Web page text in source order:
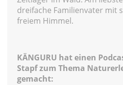
dreifache Familienvater mit
freiem Himmel.
KÄNGURU hat einen
Stapf zum Thema
gemacht: